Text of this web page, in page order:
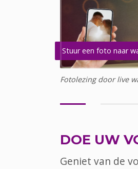
Stuur een foto naar
Fotolezing door live
DOE UW
Geniet van de